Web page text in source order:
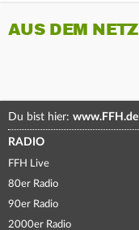
AUS DEM NETZ
Du bist hier: www.FFH.de
RADIO
FFH Live
80er Radio
90er Radio
2000er Radio